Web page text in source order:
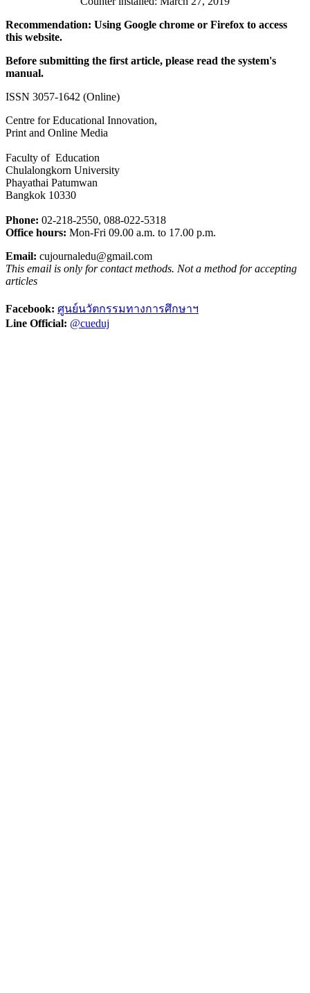
Recommendation: Using Google chrome or Firefox to access
this website.
Before submitting the first article, please read the system's
manual.
ISSN 3057-1642 (Online)
Centre for Educational Innovation,
Print and Online Media
Faculty of Education
Chulalongkorn University
Phayathai Patumwan
Bangkok 10330
Phone: 02-218-2550, 088-022-5318
Office hours: Mon-Fri 09.00 a.m. to 17.00 p.m.
Email: cujournaledu@gmail.com
This email is only for contact methods. Not a method for accepting
articles
Facebook: ศูนย์นวัตกรรมทางการศึกษาฯ
Line Official: @cueduj